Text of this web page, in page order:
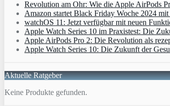
Revolution am Ohr: Wie die Apple AirPods
Amazon startet Black Friday Woche 2024 mit
watchOS 11: Jetzt verfügbar mit neuen
Apple Watch Series 10 im Praxistest: Die
Apple AirPods Pro 2: Die Revolution als
Apple Watch Series 10: Die Zukunft der
Aktuelle Ratgeber
Keine Produkte gefunden.